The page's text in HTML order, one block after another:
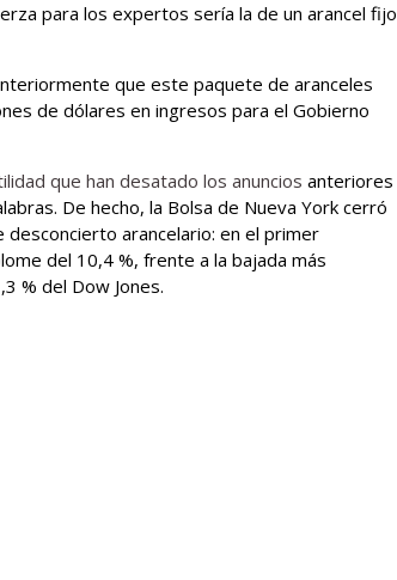
para los expertos sería la de un arancel fijo
que este paquete de aranceles
de dólares en ingresos para el Gobierno
que han desatado los anuncios anteriores
De hecho, la Bolsa de Nueva York cerró
arancelario: en el primer
del 10,4 %, frente a la bajada más
% del Dow Jones.